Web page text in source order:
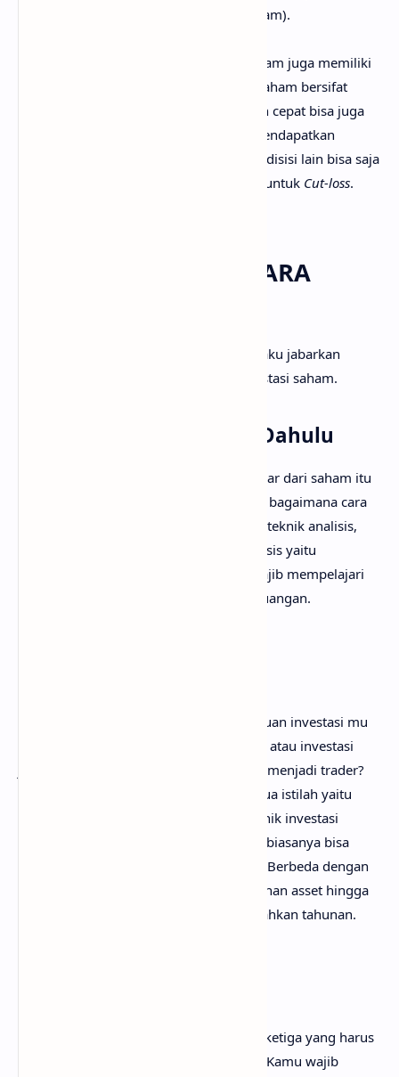
dari RUPS (Rapat Umum Pemegang Saham).
Perlu diingat bahwa dalam investasi saham juga memiliki
resiko, harga beli dan harga jual suatu saham bersifat
fluktuatif yang artinya bisa turun dengan cepat bisa juga
naik dengan cepat, artinya kamu bisa mendapatkan
keuntungan besar dengan cepat namun disisi lain bisa saja
mengalami kerugian sehingga terpaksa untuk Cut-loss.
LALU BAGAIMANA CARA
Baik, ada beberapa langkah yang perlu aku jabarkan
dibawah jika kamu berminat untuk investasi saham.
1. Pelajari Dasar Saham Dahulu
Hal yang harus kamu pelajari adalah dasar dari saham itu
sendiri, misalnya jenis-jenis saham, atau bagaimana cara
kerja pasar saham. Pelajari juga tentang teknik analisis,
pada dasarnya ada dua jenis teknik analisis yaitu
fundamental dan teknikal, kamu juga wajib mempelajari
tentang kapitalisasi pasar, serta rasio keuangan.
Kamu harus mengetahui sebenarnya tujuan investasi mu
itu apa, apakah investasi jangka panjang atau investasi
jangka pendek, atau bahkan kamu ingin menjadi trader?
Dalam dunia investasi dikenal dengan dua istilah yaitu
Scalping dan Swing. Scalping adalah teknik investasi
dengan cara bertransaksi dengan cepat, biasanya bisa
dalam hitungan menit atau bahkan jam. Berbeda dengan
Swing, adalah jenis investasi yang menahan asset hingga
berhari-hari, berminggu-minggu atau bahkan tahunan.
Tentu, jika ingin berinvestasi maka poin ketiga yang harus
kamu miliki adalah tentukan modal mu. Kamu wajib